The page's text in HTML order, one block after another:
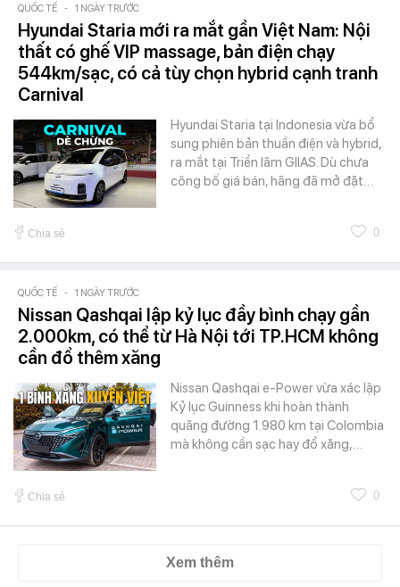
QUỐC TẾ - 1 NGÀY TRƯỚC
Hyundai Staria mới ra mắt gần Việt Nam: Nội
thất có ghế VIP massage, bản điện chạy
544km/sạc, có cả tùy chọn hybrid cạnh tranh
Carnival
Hyundai Staria tại Indonesia vừa bổ
sung phiên bản thuần điện và hybrid,
ra mắt tại Triển lãm GIIAS. Dù chưa
công bố giá bán, hãng đã mở đặt…
Chia sẻ 0
QUỐC TẾ - 1 NGÀY TRƯỚC
Nissan Qashqai lập kỷ lục đầy bình chạy gần
2.000km, có thể từ Hà Nội tới TP.HCM không
cần đổ thêm xăng
Nissan Qashqai e-Power vừa xác lập
Kỷ lục Guinness khi hoàn thành
quãng đường 1.980 km tại Colombia
mà không cần sạc hay đổ xăng,…
Chia sẻ 0
Xem thêm